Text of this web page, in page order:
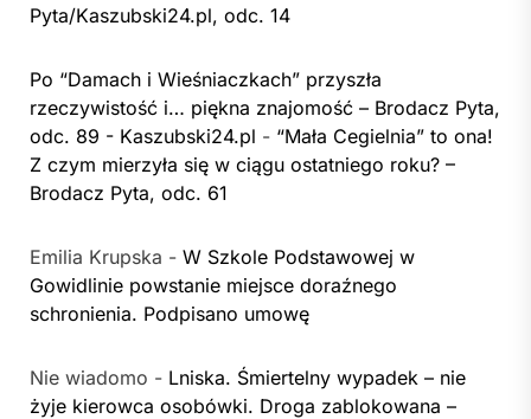
Pyta/Kaszubski24.pl, odc. 14
Po “Damach i Wieśniaczkach” przyszła
rzeczywistość i… piękna znajomość – Brodacz Pyta,
odc. 89 - Kaszubski24.pl - “Mała Cegielnia” to ona!
Z czym mierzyła się w ciągu ostatniego roku? –
Brodacz Pyta, odc. 61
Emilia Krupska - W Szkole Podstawowej w
Gowidlinie powstanie miejsce doraźnego
schronienia. Podpisano umowę
Nie wiadomo - Lniska. Śmiertelny wypadek – nie
żyje kierowca osobówki. Droga zablokowana –